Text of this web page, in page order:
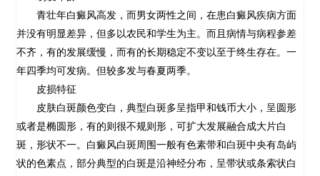
青壮年白癜风高发，而男女两性之间，在患白癜风疾病方面
并没有明显差异，但多以农民和学生为主。而且病情与病程参差
不齐，有的发展缓慢，而有的长期稳定不变以至于终生存在。一
年四季均可发病。但较多发与春夏两季。
皮损特征
皮肤白斑颜色变白，典型白斑多呈指甲和钱币大小，呈圆形
或者是椭圆形，有的则很不规则形，可扩大发展融合成大片白
斑，形状不一。白癜风白斑周围一般有色素带和白斑中央有岛屿
状的色素点，部分典型的白斑是沿神经分布，呈带状或条索状白